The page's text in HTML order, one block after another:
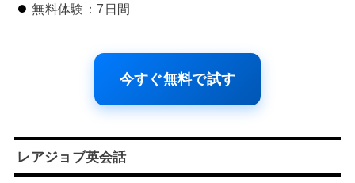
無料体験：7日間
今すぐ無料で試す
レアジョブ英会話